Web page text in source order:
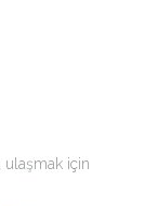
ulaşmak için